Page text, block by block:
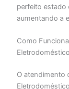
perfeito estado
aumentando a
Como
O atendimento